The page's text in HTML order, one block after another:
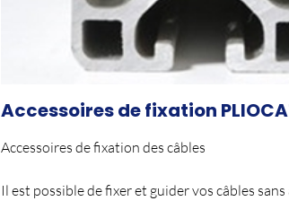
Accessoires de fixation
Accessoires de fixation des câbles
Il est possible de fixer et guider vos câbles sans